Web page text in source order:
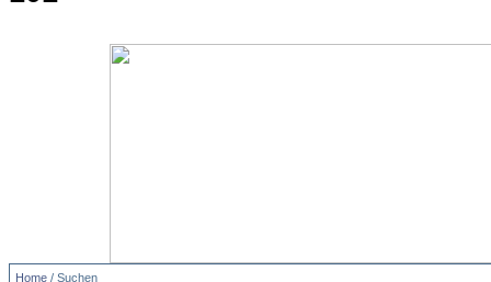
Home / Suchen